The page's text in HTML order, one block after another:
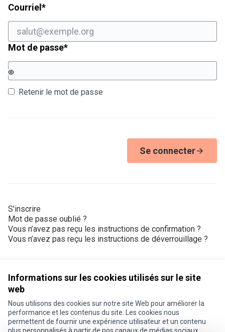
Informations sur les cookies utilisés sur le site
web
Nous utilisons des cookies sur notre site Web pour améliorer la
performance et les contenus du site. Les cookies nous
permettent de fournir une expérience utilisateur et un contenu
Courriel *Champ obligatoire
Mot de passe*Champ obligatoire
Retenir le mot de passe
Se connecter
S'inscrire
Mot de passe oublié ?
Vous n’avez pas reçu les instructions de confirmation ?
Vous n’avez pas reçu les instructions de déverrouillage ?
Conditions d'utilisation
Paramètres des cookies
Je participe ! sur X
Je participe ! sur Facebook
Je participe ! sur Instagram